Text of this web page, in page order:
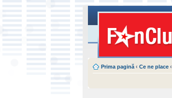
Prima pagină ‹ Ce ne place ‹